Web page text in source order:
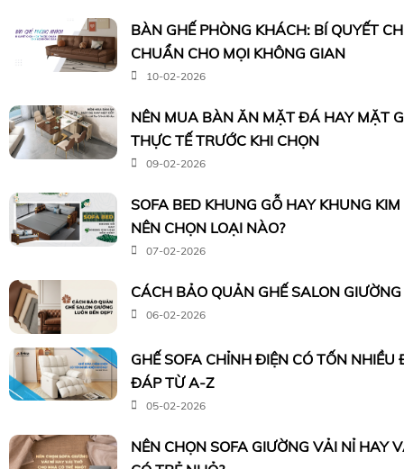
BÀN GHẾ PHÒNG KHÁCH: BÍ QUYẾT
CHUẨN CHO MỌI KHÔNG GIAN
10-02-2026
NÊN MUA BÀN ĂN MẶT ĐÁ HAY MẶT
THỰC TẾ TRƯỚC KHI CHỌN
09-02-2026
SOFA BED KHUNG GỖ HAY KHUNG
NÊN CHỌN LOẠI NÀO?
07-02-2026
CÁCH BẢO QUẢN GHẾ SALON
06-02-2026
GHẾ SOFA CHỈNH ĐIỆN CÓ TỐN NHIỀU
ĐÁP TỪ A-Z
05-02-2026
NÊN CHỌN SOFA GIƯỜNG VẢI NỈ HAY